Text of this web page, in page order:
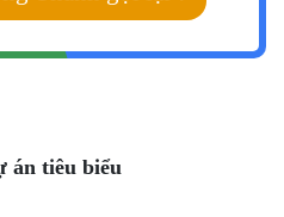
án tiêu biểu